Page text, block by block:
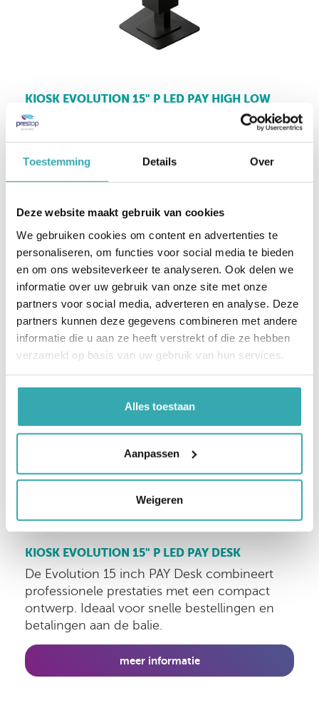
Toestemming Details Over
Deze website maakt gebruik van cookies
We gebruiken cookies om content en advertenties te
personaliseren, om functies voor social media te bieden
en om ons websiteverkeer te analyseren. Ook delen we
informatie over uw gebruik van onze site met onze
partners voor social media, adverteren en analyse. Deze
partners kunnen deze gegevens combineren met andere
informatie die u aan ze heeft verstrekt of die ze hebben
verzameld op basis van uw gebruik van hun services.
Alles toestaan
Aanpassen
Weigeren
KIOSK EVOLUTION 15" P LED PAY HIGH LOW
De Evolution 15 inch PAY High-Low
comfortabele gebruikerservaring. Ideaal voor
uiteenlopende doelgroepen.
meer informatie
KIOSK EVOLUTION 15" P LED PAY DESK
De Evolution 15 inch PAY Desk combineert
professionele prestaties met een compact
ontwerp. Ideaal voor snelle bestellingen en
betalingen aan de balie.
meer informatie